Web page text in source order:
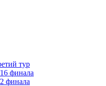
тур
финала
финала